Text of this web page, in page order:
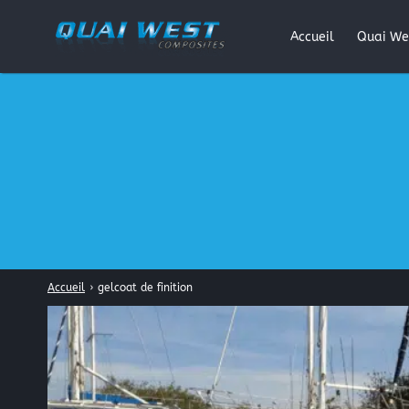
Accueil › gelcoat de finition
Accueil Quai